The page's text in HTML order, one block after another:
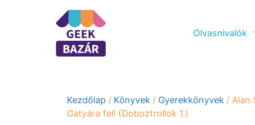
Olvasnivalók
Kezdőlap / Könyvek / Gyerekkönyvek / Alan
Gatyára ​fel! (Doboztrollok 1.)